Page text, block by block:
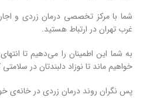
شما با مرکز تخصصی درمان زردی و
غرب تهران در ارتباط هستید.
به شما این اطمینان را می‌دهیم تا
خواهیم ماند تا نوزاد دلبندتان در سلامتی
پس نگران روند درمان زردی در خانه‌ی